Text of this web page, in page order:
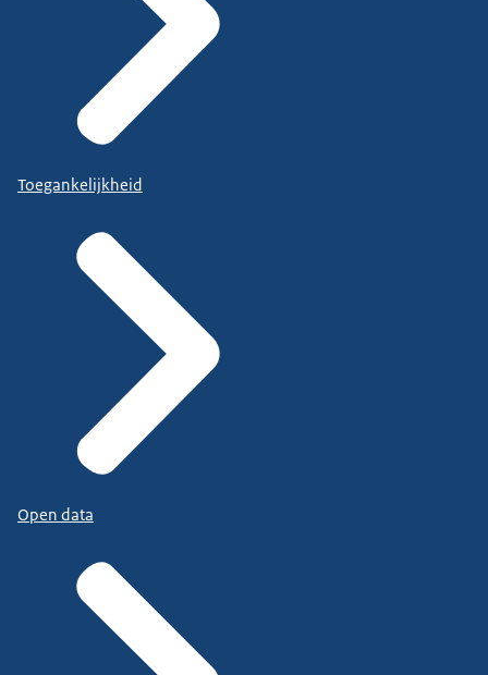
Toegankelijkheid
Open data